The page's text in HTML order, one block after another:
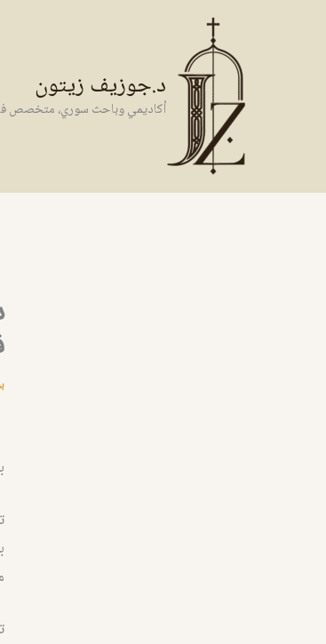
د.جوزيف زيتون
أكاديمي وباحث سوري، متخصص في